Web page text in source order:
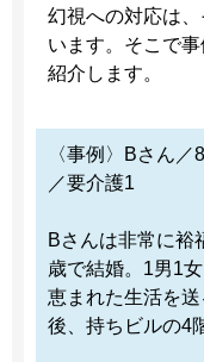
幻視への対応は
います。そこで
紹介します。
〈事例〉Bさん
／要介護1
Bさんは非常に裕
歳で結婚。1男1
恵まれた生活を
後、持ちビルの4